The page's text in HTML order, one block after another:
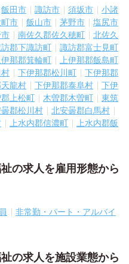
飯田市 諏訪市 須坂市
小諸
町市 飯山市 茅野市
塩尻市
南佐久郡佐久穂町
北佐久
郡下諏訪町
諏訪郡富士見町
伊那郡箕輪町
上伊那郡飯島町
村 下伊那郡松川町
下伊那郡
龍村 下伊那郡泰阜村
下伊
上松町 木曽郡木曽町
東筑
郡松川村
北安曇郡白馬村
上水内郡信濃町
上水内郡飯
の求人を雇用形態から
非常勤・パート・アルバイ
の求人を施設業態から